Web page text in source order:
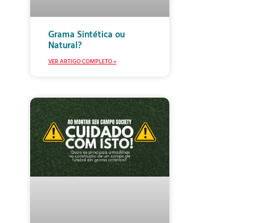
Grama Sintética ou
Natural?
VER ARTIGO COMPLETO »